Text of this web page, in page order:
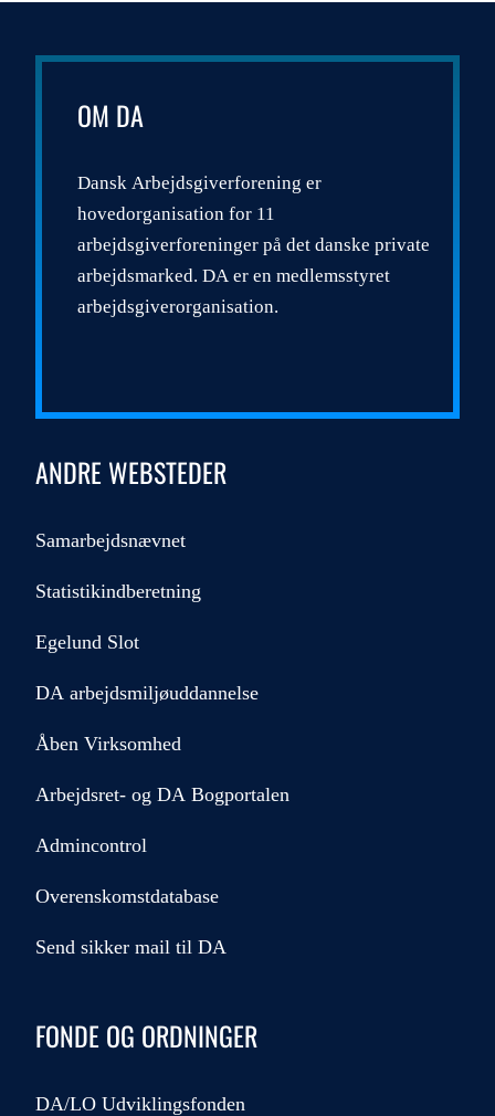
OM DA
Dansk Arbejdsgiverforening er
hovedorganisation for 11
arbejdsgiverforeninger på det danske private
arbejdsmarked. DA er en medlemsstyret
arbejdsgiverorganisation.
ANDRE WEBSTEDER
Samarbejdsnævnet
Statistikindberetning
Egelund Slot
DA arbejdsmiljøuddannelse
Åben Virksomhed
Arbejdsret- og DA Bogportalen
Admincontrol
Overenskomstdatabase
Send sikker mail til DA
FONDE OG ORDNINGER
DA/LO Udviklingsfonden